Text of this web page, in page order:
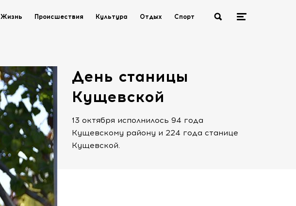
Жизнь Происшествия Культура Отдых Спорт
День станицы
Кущевской
13 октября исполнилось 94 года
Кущевскому району и 224 года станице
Кущевской.